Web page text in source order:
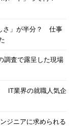
さ」が半分？ 仕事
調査で露呈した現場
IT業界の就職人気企
ジニアに求められる